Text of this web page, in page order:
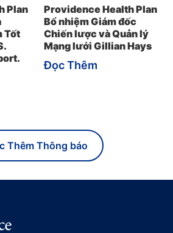
Plan
Tốt
Providence Health Plan
Bổ nhiệm Giám đốc
Chiến lược và Quản lý
Mạng lưới Gillian Hays
Đọc Thêm
Thêm Thông báo